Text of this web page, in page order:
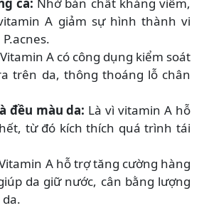
A giảm sự hình thành vi
Vitamin A có công dụng kiểm soát
trên da, thông thoáng lỗ chân
đều màu da: Là vì vitamin A hỗ
từ đó kích thích quá trình tái
A hỗ trợ tăng cường hàng
da giữ nước, cân bằng lượng